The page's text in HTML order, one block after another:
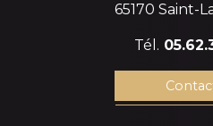
65170 Saint-
Tél.